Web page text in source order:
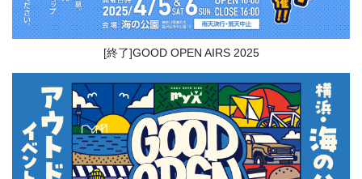
[終了]GOOD OPEN AIRS 2025